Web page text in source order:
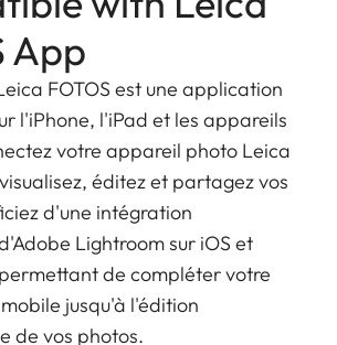
App
FOTOS est une application
l'iPhone, l'iPad et les appareils
votre appareil photo Leica
éditez et partagez vos
d'une intégration
Lightroom sur iOS et
de compléter votre
jusqu'à l'édition
de vos photos.